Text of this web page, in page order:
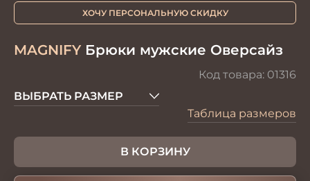
MAGNIFY Брюки мужские Оверсайз
Код товара: 01316
ХОЧУ ПЕРСОНАЛЬНУЮ СКИДКУ
ВЫБРАТЬ РАЗМЕР
Таблица размеров
В КОРЗИНУ